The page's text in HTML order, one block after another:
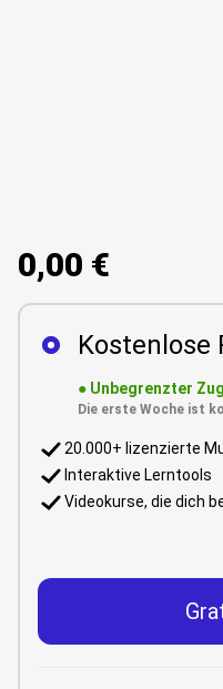
0,00 €
Kostenlose
● Unbegrenzter
Die erste Woche ist
20.000+ lizenzierte
Interaktive Lerntools
Videokurse, die dich